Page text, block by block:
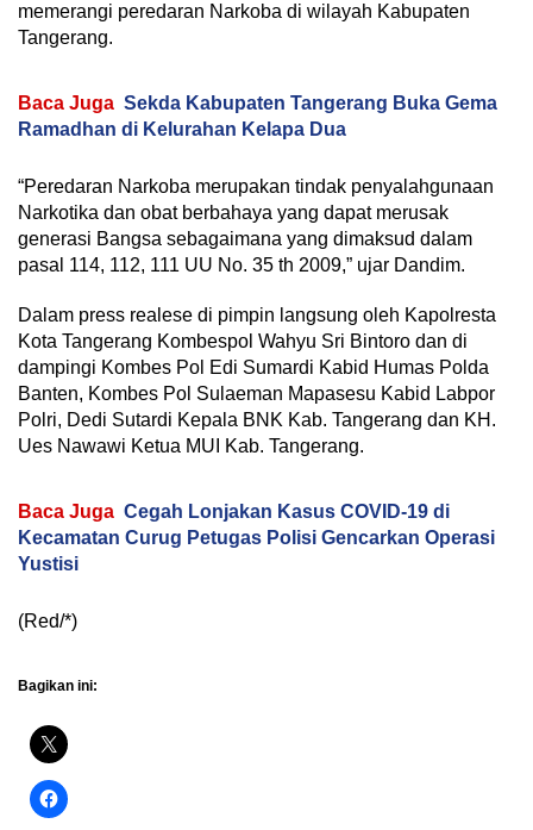
memerangi peredaran Narkoba di wilayah Kabupaten
Tangerang.
Baca Juga Sekda Kabupaten Tangerang Buka Gema
Ramadhan di Kelurahan Kelapa Dua
“Peredaran Narkoba merupakan tindak penyalahgunaan
Narkotika dan obat berbahaya yang dapat merusak
generasi Bangsa sebagaimana yang dimaksud dalam
pasal 114, 112, 111 UU No. 35 th 2009,” ujar Dandim.
Dalam press realese di pimpin langsung oleh Kapolresta
Kota Tangerang Kombespol Wahyu Sri Bintoro dan di
dampingi Kombes Pol Edi Sumardi Kabid Humas Polda
Banten, Kombes Pol Sulaeman Mapasesu Kabid Labpor
Polri, Dedi Sutardi Kepala BNK Kab. Tangerang dan KH.
Ues Nawawi Ketua MUI Kab. Tangerang.
Baca Juga Cegah Lonjakan Kasus COVID-19 di
Kecamatan Curug Petugas Polisi Gencarkan Operasi
Yustisi
(Red/*)
Bagikan ini: